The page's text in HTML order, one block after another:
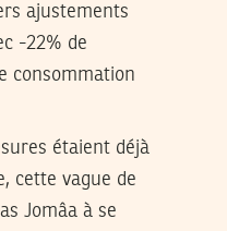
ajustements
-22% de
consommation
étaient déjà
cette vague de
Jomâa à se